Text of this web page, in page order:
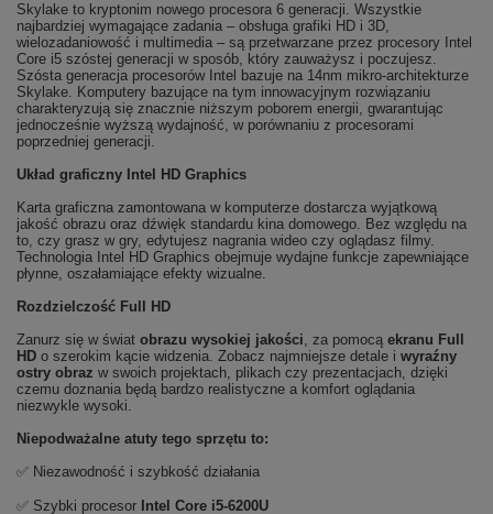
Skylake to kryptonim nowego procesora 6 generacji. Wszystkie
najbardziej wymagające zadania – obsługa grafiki HD i 3D,
wielozadaniowość i multimedia – są przetwarzane przez procesory Intel
Core i5 szóstej generacji w sposób, który zauważysz i poczujesz.
Szósta generacja procesorów Intel bazuje na 14nm mikro-architekturze
Skylake. Komputery bazujące na tym innowacyjnym rozwiązaniu
charakteryzują się znacznie niższym poborem energii, gwarantując
jednocześnie wyższą wydajność, w porównaniu z procesorami
poprzedniej generacji.
Układ graficzny Intel HD Graphics
Karta graficzna zamontowana w komputerze dostarcza wyjątkową
jakość obrazu oraz dźwięk standardu kina domowego. Bez względu na
to, czy grasz w gry, edytujesz nagrania wideo czy oglądasz filmy.
Technologia Intel HD Graphics obejmuje wydajne funkcje zapewniające
płynne, oszałamiające efekty wizualne.
Rozdzielczość Full HD
Zanurz się w świat obrazu wysokiej jakości, za pomocą ekranu Full
HD o szerokim kącie widzenia. Zobacz najmniejsze detale i wyraźny
ostry obraz w swoich projektach, plikach czy prezentacjach, dzięki
czemu doznania będą bardzo realistyczne a komfort oglądania
niezwykle wysoki.
Niepodważalne atuty tego sprzętu to:
✅ Niezawodność i szybkość działania
✅ Szybki procesor Intel Core i5-6200U